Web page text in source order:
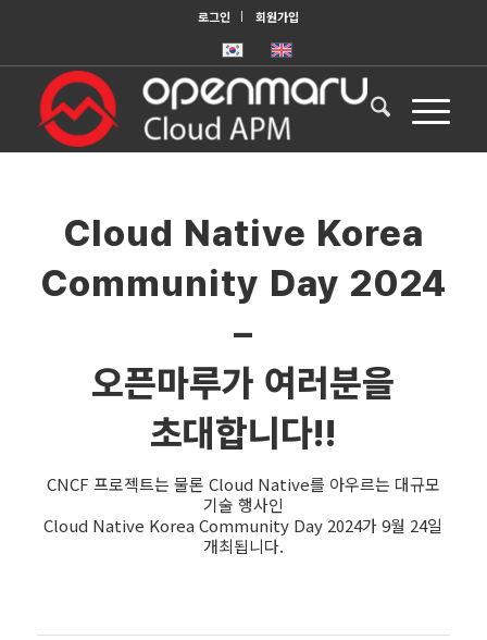
로그인 회원가입
Cloud Native Korea
Community Day 2024
–
오픈마루가 여러분을
초대합니다!!
CNCF 프로젝트는 물론 Cloud Native를 아우르는 대규모
기술 행사인
Cloud Native Korea Community Day 2024가 9월 24일
개최됩니다.